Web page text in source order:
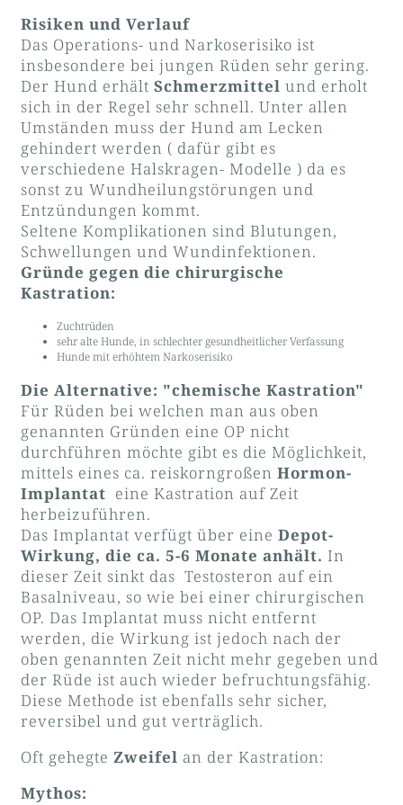
Risiken und Verlauf
Das Operations- und Narkoserisiko ist
insbesondere bei jungen Rüden sehr gering.
Der Hund erhält Schmerzmittel und erholt
sich in der Regel sehr schnell. Unter allen
Umständen muss der Hund am Lecken
gehindert werden ( dafür gibt es
verschiedene Halskragen- Modelle ) da es
sonst zu Wundheilungstörungen und
Entzündungen kommt.
Seltene Komplikationen sind Blutungen,
Schwellungen und Wundinfektionen.
Gründe gegen die chirurgische
Kastration:
Zuchtrüden
sehr alte Hunde, in schlechter gesundheitlicher Verfassung
Hunde mit erhöhtem Narkoserisiko
Die Alternative: "chemische Kastration"
Für Rüden bei welchen man aus oben
genannten Gründen eine OP nicht
durchführen möchte gibt es die Möglichkeit,
mittels eines ca. reiskorngroßen Hormon-
Implantat eine Kastration auf Zeit
herbeizuführen.
Das Implantat verfügt über eine Depot-
Wirkung, die ca. 5-6 Monate anhält. In
dieser Zeit sinkt das Testosteron auf ein
Basalniveau, so wie bei einer chirurgischen
OP. Das Implantat muss nicht entfernt
werden, die Wirkung ist jedoch nach der
oben genannten Zeit nicht mehr gegeben und
der Rüde ist auch wieder befruchtungsfähig.
Diese Methode ist ebenfalls sehr sicher,
reversibel und gut verträglich.
Oft gehegte Zweifel an der Kastration:
Mythos: